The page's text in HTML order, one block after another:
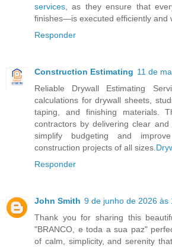
services , as they ensure that
finishes—is executed efficiently and
Responder
Construction Estimating 11 de
Reliable Drywall Estimating
calculations for drywall sheets,
taping, and finishing materials.
contractors by delivering clear
simplify budgeting and
construction projects of all sizes.
Responder
John Smith 9 de junho de 2026 às
Thank you for sharing this
"BRANCO, e toda a sua paz"
of calm, simplicity, and serenity